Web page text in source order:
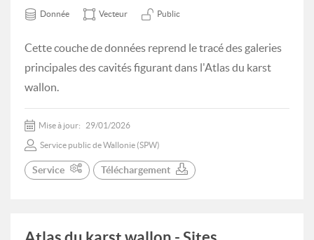
Donnée Vecteur Public
Cette couche de données reprend le tracé des galeries
principales des cavités figurant dans l'Atlas du karst
wallon.
Mise à jour: 29/01/2026
Service public de Wallonie (SPW)
Service Téléchargement